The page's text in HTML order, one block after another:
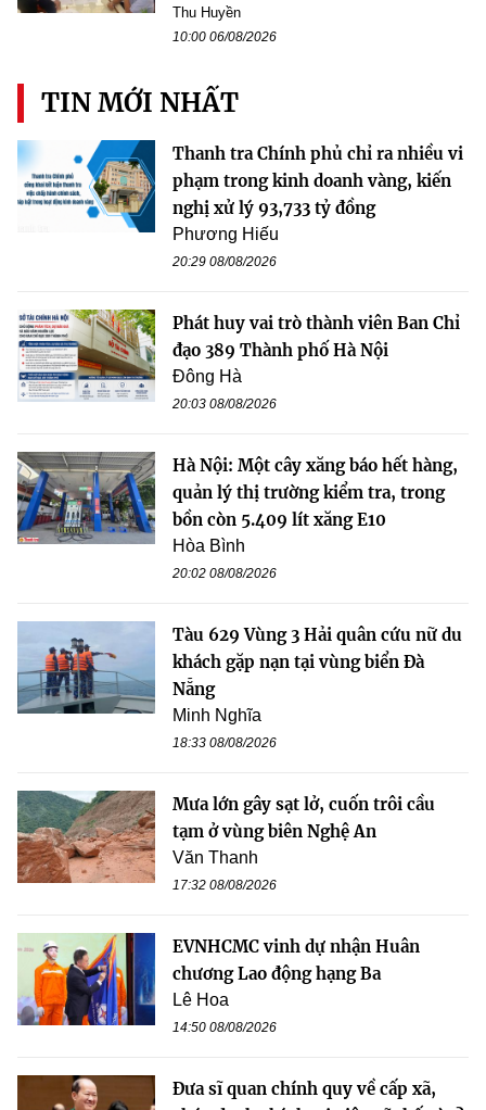
Thu Huyền
10:00 06/08/2026
TIN MỚI NHẤT
Thanh tra Chính phủ chỉ ra nhiều vi
phạm trong kinh doanh vàng, kiến
nghị xử lý 93,733 tỷ đồng
Phương Hiếu
20:29 08/08/2026
Phát huy vai trò thành viên Ban Chỉ
đạo 389 Thành phố Hà Nội
Đông Hà
20:03 08/08/2026
Hà Nội: Một cây xăng báo hết hàng,
quản lý thị trường kiểm tra, trong
bồn còn 5.409 lít xăng E10
Hòa Bình
20:02 08/08/2026
Tàu 629 Vùng 3 Hải quân cứu nữ du
khách gặp nạn tại vùng biển Đà
Nẵng
Minh Nghĩa
18:33 08/08/2026
Mưa lớn gây sạt lở, cuốn trôi cầu
tạm ở vùng biên Nghệ An
Văn Thanh
17:32 08/08/2026
EVNHCMC vinh dự nhận Huân
chương Lao động hạng Ba
Lê Hoa
14:50 08/08/2026
Đưa sĩ quan chính quy về cấp xã,